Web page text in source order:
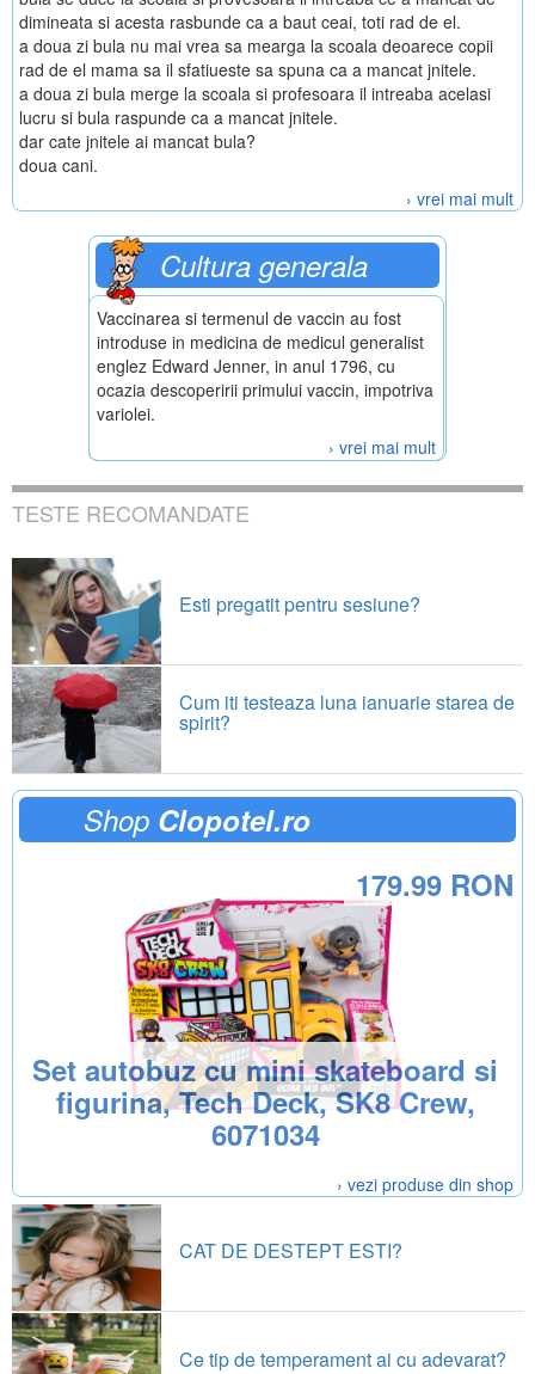
dimineata si acesta rasbunde ca a baut ceai, toti rad de el.
a doua zi bula nu mai vrea sa mearga la scoala deoarece copii
rad de el mama sa il sfatiueste sa spuna ca a mancat jnitele.
a doua zi bula merge la scoala si profesoara il intreaba acelasi
lucru si bula raspunde ca a mancat jnitele.
dar cate jnitele ai mancat bula?
doua cani.
› vrei mai mult
Cultura generala
Vaccinarea si termenul de vaccin au fost
introduse in medicina de medicul generalist
englez Edward Jenner, in anul 1796, cu
ocazia descoperirii primului vaccin, impotriva
variolei.
› vrei mai mult
TESTE RECOMANDATE
Esti pregatit pentru sesiune?
Cum iti testeaza luna ianuarie starea de
spirit?
Shop Clopotel.ro
Set autobuz cu mini skateboard si
figurina, Tech Deck, SK8 Crew,
6071034
179.99 RON
› vezi produse din shop
CAT DE DESTEPT ESTI?
Ce tip de temperament ai cu adevarat?